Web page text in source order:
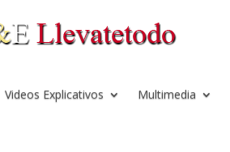
Videos Explicativos Multimedia